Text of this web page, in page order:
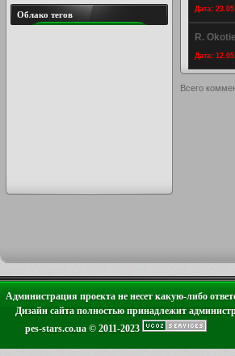
Дата:
R.
Дата:
Всего
Облако тегов
Администрация проекта не несет какую-либо
Дизайн сайта полностью принадлежит
pes-stars.co.ua © 2011-2023